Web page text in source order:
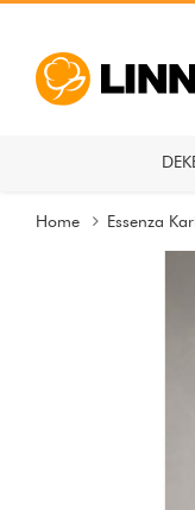
Home Essenza